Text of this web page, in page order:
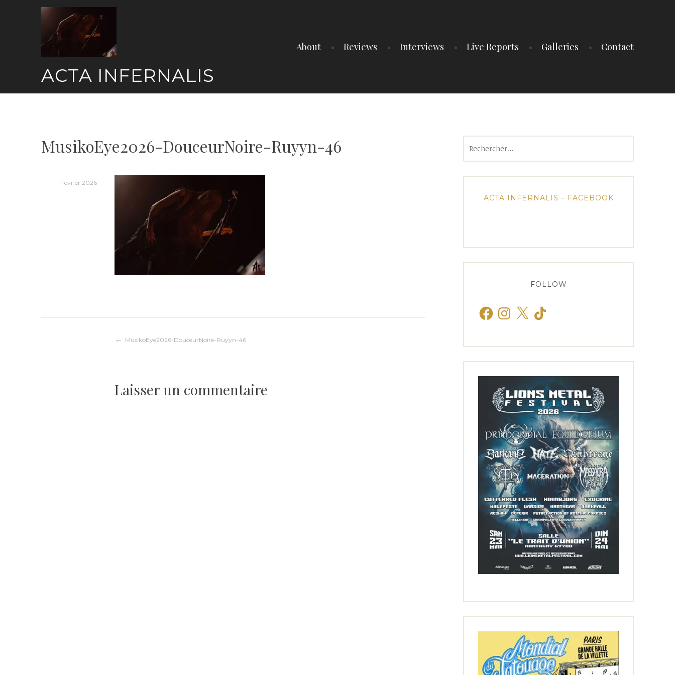
ACTA INFERNALIS
About Reviews Interviews Live Reports Galleries Contact
MusikoEye2026-DouceurNoire-Ruyyn-46
11 février 2026
Navigation
l’article
MusikoEye2026-DouceurNoire-Ruyyn-46
Laisser un commentaire
ACTA INFERNALIS – FACEBOOK
FOLLOW
FacebookInstagram
X TikTok